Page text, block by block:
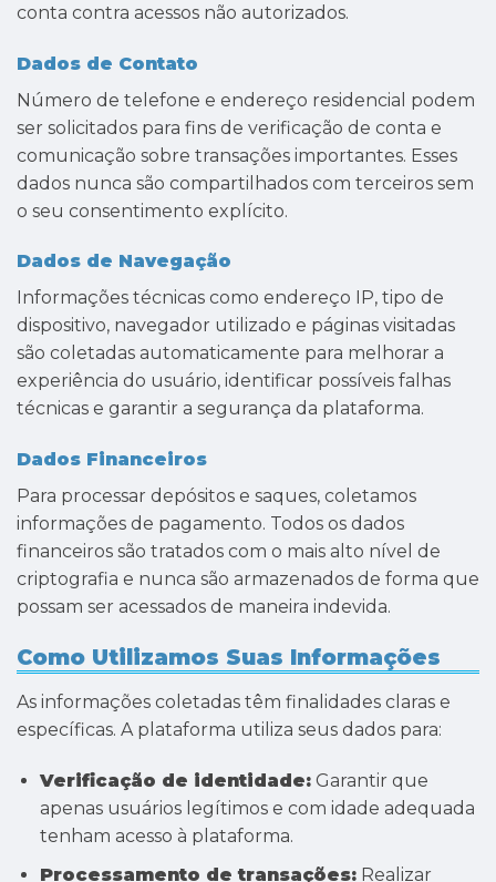
conta contra acessos não autorizados.
Dados de Contato
Número de telefone e endereço residencial podem
ser solicitados para fins de verificação de conta e
comunicação sobre transações importantes. Esses
dados nunca são compartilhados com terceiros sem
o seu consentimento explícito.
Dados de Navegação
Informações técnicas como endereço IP, tipo de
dispositivo, navegador utilizado e páginas visitadas
são coletadas automaticamente para melhorar a
experiência do usuário, identificar possíveis falhas
técnicas e garantir a segurança da plataforma.
Dados Financeiros
Para processar depósitos e saques, coletamos
informações de pagamento. Todos os dados
financeiros são tratados com o mais alto nível de
criptografia e nunca são armazenados de forma que
possam ser acessados de maneira indevida.
Como Utilizamos Suas Informações
As informações coletadas têm finalidades claras e
específicas. A plataforma utiliza seus dados para:
Verificação de identidade:Garantir que
apenas usuários legítimos e com idade adequada
tenham acesso à plataforma.
Processamento de transações:Realizar